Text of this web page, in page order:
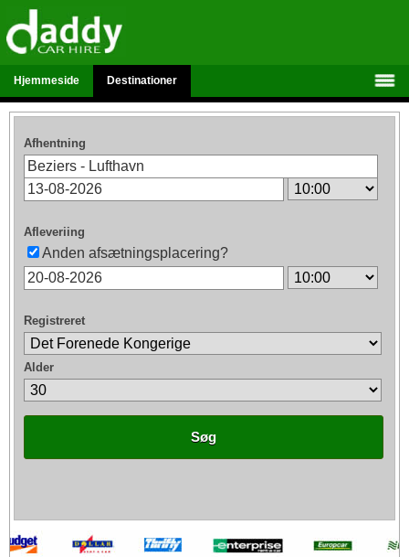
Hjemmeside Destinationer
Afhentning
Afleveriing
Anden afsætningsplacering?
Registreret
Alder
Søg